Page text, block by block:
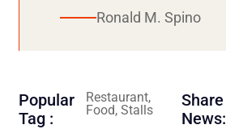
Ronald M. Spino
Popular
Tag :
Restaurant,
Food, Stalls
Share
News: